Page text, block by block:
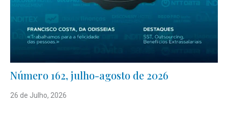
Número 162, julho-agosto de 2026
26 de Julho, 2026